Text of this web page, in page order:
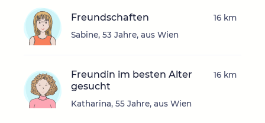
Freundschaften
Sabine, 53 Jahre, aus Wien
16 km
Freundin im besten Alter
gesucht
Katharina, 55 Jahre, aus Wien
16 km